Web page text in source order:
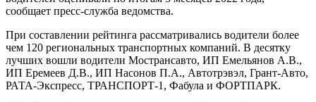
сообщает пресс-служба ведомства.
При составлении рейтинга рассматривались водители более
чем 120 региональных транспортных компаний. В десятку
лучших вошли водители Мострансавто, ИП Емельянов А.В.,
ИП Еремеев Д.В., ИП Насонов П.А., Автотрэвэл, Грант-Авто,
РАТА-Экспресс, ТРАНСПОРТ-1, Фабула и ФОРТПАРК.